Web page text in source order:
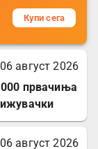
Купи сега
06 август 2026
првачиња
06 август 2026